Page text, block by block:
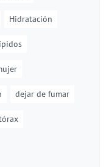
Hidratación
dejar de fumar